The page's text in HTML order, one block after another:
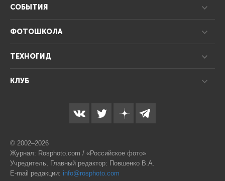
СОБЫТИЯ
ФОТОШКОЛА
ТЕХНОГИД
КЛУБ
© 2002–2026
Журнал: Rosphoto.com / «Российское фото»
Учредитель, Главный редактор: Повшенко В.А.
E-mail редакции: info@rosphoto.com